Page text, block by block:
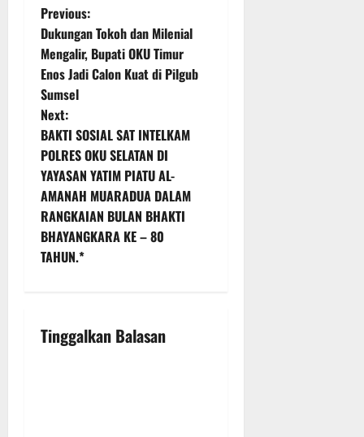
P
o
s
t
n
a
v
i
a
Previous:
Dukungan Tokoh dan Milenial
Mengalir, Bupati OKU Timur
Enos Jadi Calon Kuat di Pilgub
Sumsel
Next:
BAKTI SOSIAL SAT INTELKAM
POLRES OKU SELATAN DI
YAYASAN YATIM PIATU AL-
AMANAH MUARADUA DALAM
RANGKAIAN BULAN BHAKTI
BHAYANGKARA KE – 80
TAHUN.*
Tinggalkan Balasan